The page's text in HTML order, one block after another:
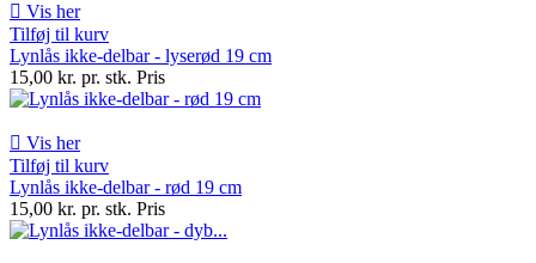
 Vis her
Tilføj til kurv
Lynlås ikke-delbar - lyserød 19 cm
15,00 kr. pr. stk. Pris
 Vis her
Tilføj til kurv
Lynlås ikke-delbar - rød 19 cm
15,00 kr. pr. stk. Pris